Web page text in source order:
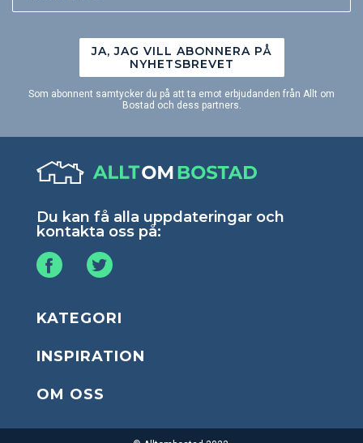
JA, JAG VILL ABONNERA PÅ
NYHETSBREVET
Som abonnent samtycker du på att ta emot erbjudanden från Allt om
Bostad och dess partners.
Du kan få alla uppdateringar och
kontakta oss på:
KATEGORI
INSPIRATION
OM OSS